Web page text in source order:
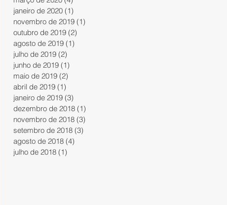
janeiro de 2020 (1)
novembro de 2019 (1)
outubro de 2019 (2)
agosto de 2019 (1)
julho de 2019 (2)
junho de 2019 (1)
maio de 2019 (2)
abril de 2019 (1)
janeiro de 2019 (3)
dezembro de 2018 (1)
novembro de 2018 (3)
setembro de 2018 (3)
agosto de 2018 (4)
julho de 2018 (1)